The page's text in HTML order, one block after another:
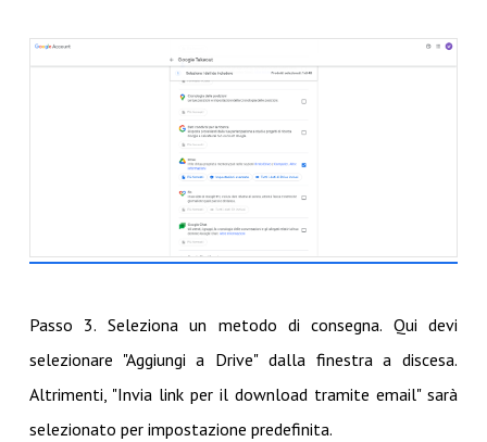
Passo 3. Seleziona un metodo di consegna. Qui devi
selezionare "Aggiungi a Drive" dalla finestra a discesa.
Altrimenti, "Invia link per il download tramite email" sarà
selezionato per impostazione predefinita.